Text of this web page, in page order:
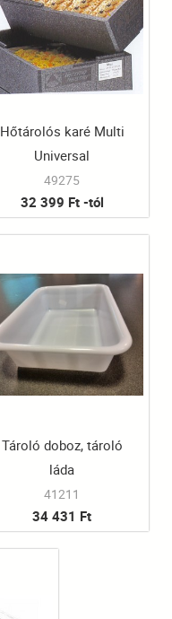
Hőtárolós karé Multi
Universal
49275
32 399 Ft -tól
Tároló doboz, tároló
láda
41211
34 431 Ft